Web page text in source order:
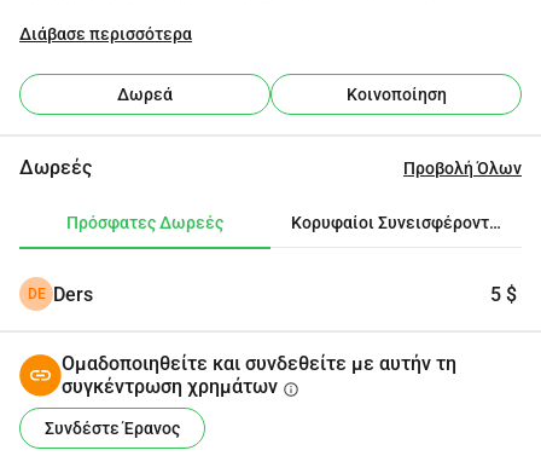
καλύψει το κόστος της απαραίτητης ιατρικής φροντίδας,
θεραπείας. Η κατάσταση του απαιτεί άμεση προσοχή για
να αποφευχθούν περαιτέρω επιπλοκές. Όλες οι δωρεές
του ανάγκες και να τον βοηθήσουν να αποκτήσει την
συνεισφορά, όσο μικρή κι αν είναι, θα κάνει πραγματική
υποστήριξη της ανάρρωσής του. Σας ευχαριστώ για την
Διάβασε περισσότερα
Δωρεά Κοινοποίηση
Δωρεές Προβολή Όλων
Πρόσφατες Δωρεές Κορυφαίοι Συνεισφέροντες
DE Ders 5 $
Ομαδοποιηθείτε και συνδεθείτε με αυτήν τη
συγκέντρωση χρημάτων info
Συνδέστε Έρανος